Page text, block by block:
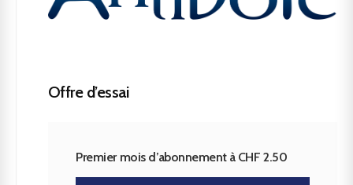
Offre d’essai
Premier mois d’abonnement à CHF 2.50